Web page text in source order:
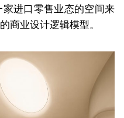
进口零售业态的空间来
商业设计逻辑模型。